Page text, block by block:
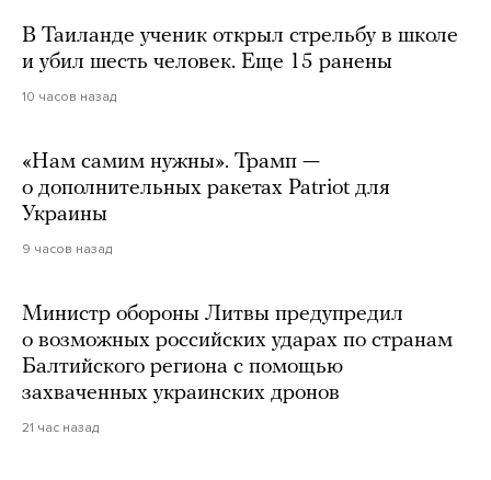
В Таиланде ученик открыл стрельбу в школе
и убил шесть человек. Еще 15 ранены
10 часов назад
«Нам самим нужны». Трамп —
о дополнительных ракетах Patriot для
Украины
9 часов назад
Министр обороны Литвы предупредил
о возможных российских ударах по странам
Балтийского региона с помощью
захваченных украинских дронов
21 час назад